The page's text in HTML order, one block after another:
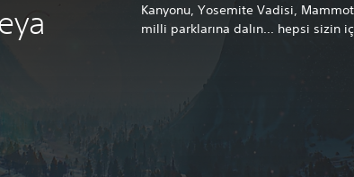
Kanyonu, Yosemite Vadisi,
milli parklarına dalın... hepsi sizin